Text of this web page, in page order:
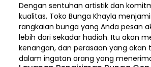
Dengan sentuhan artistik dan
kualitas, Toko Bunga Khayla
rangkaian bunga yang Anda pesan
lebih dari sekadar hadiah. Itu akan
kenangan, dan perasaan yang akan
dalam ingatan orang yang